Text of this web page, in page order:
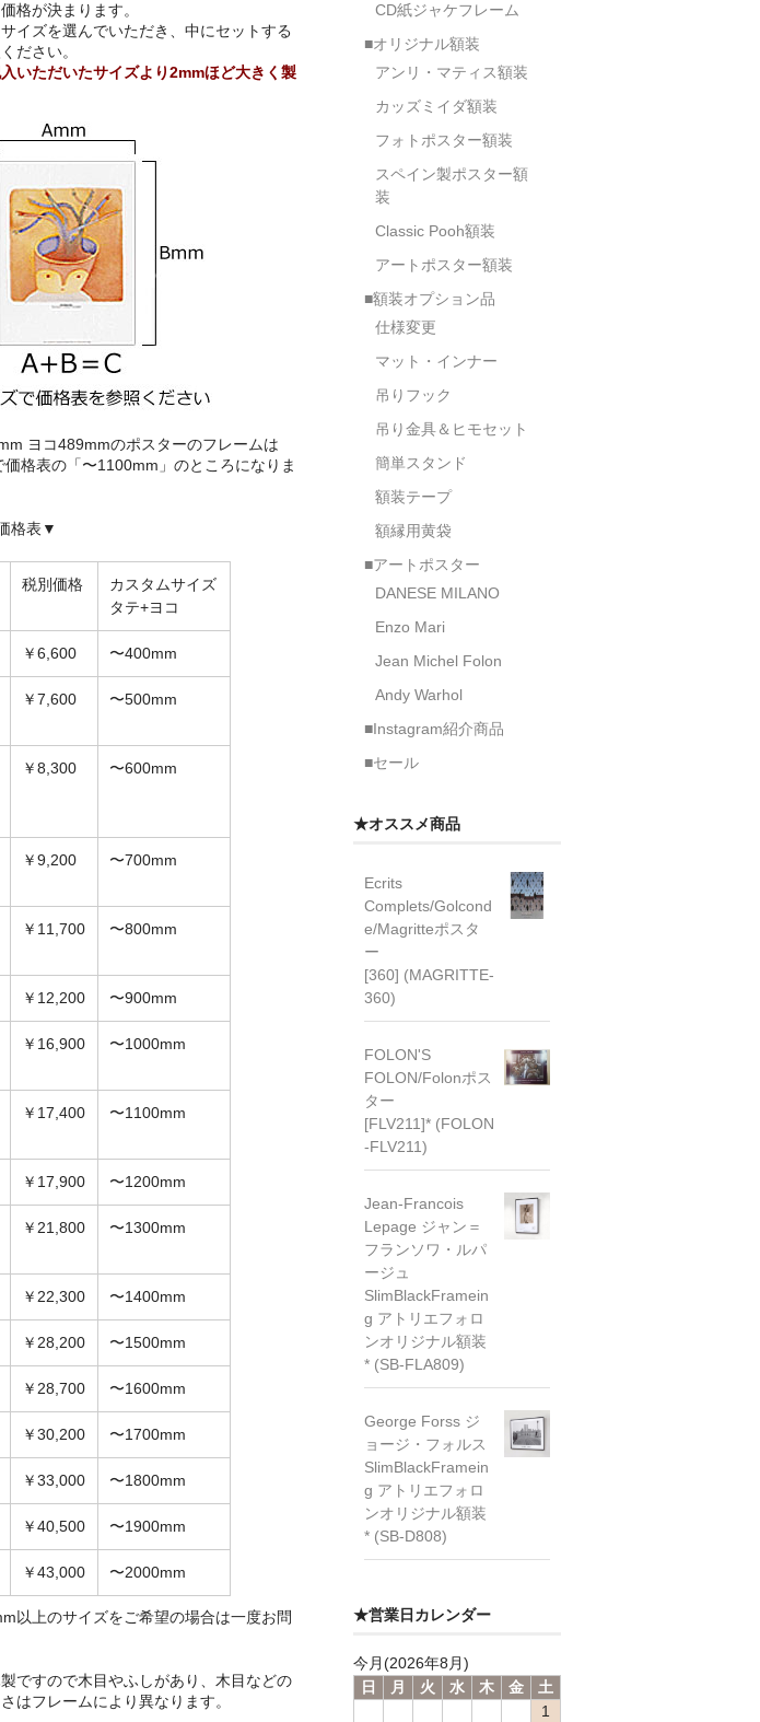
格が決まります。
イズを選んでいただき、中にセットする
ださい。
いただいたサイズより2mmほど大きく製
ヨコ489mmのポスターのフレームは
格表の「〜1100mm」のところになりま
格表▼
税別価格
カスタムサイズ
タテ+ヨコ
￥6,600 〜400mm
￥7,600 〜500mm
￥8,300 〜600mm
￥9,200 〜700mm
￥11,700 〜800mm
￥12,200 〜900mm
￥16,900 〜1000mm
￥17,400 〜1100mm
￥17,900 〜1200mm
￥21,800 〜1300mm
￥22,300 〜1400mm
￥28,200 〜1500mm
￥28,700 〜1600mm
￥30,200 〜1700mm
￥33,000 〜1800mm
￥40,500 〜1900mm
￥43,000 〜2000mm
以上のサイズをご希望の場合は一度お問
ですので木目やふしがあり、木目などの
はフレームにより異なります。
CD紙ジャケフレーム
■オリジナル額装
アンリ・マティス額装
カッズミイダ額装
フォトポスター額装
スペイン製ポスター額
装
Classic Pooh額装
アートポスター額装
■額装オプション品
仕様変更
マット・インナー
吊りフック
吊り金具＆ヒモセット
簡単スタンド
額装テープ
額縁用黄袋
■アートポスター
DANESE MILANO
Enzo Mari
Jean Michel Folon
Andy Warhol
■Instagram紹介商品
■セール
★オススメ商品
Ecrits
Complets/Golcond
e/Magritteポスタ
ー
[360] (MAGRITTE-
360)
FOLON'S
FOLON/Folonポス
ター
[FLV211]* (FOLON
-FLV211)
Jean-Francois
Lepage ジャン＝
フランソワ・ルパ
ージュ
SlimBlackFramein
g アトリエフォロ
ンオリジナル額装
* (SB-FLA809)
George Forss ジ
ョージ・フォルス
SlimBlackFramein
g アトリエフォロ
ンオリジナル額装
* (SB-D808)
★営業日カレンダー
今月(2026年8月)
日
月 火 水 木 金
土
1